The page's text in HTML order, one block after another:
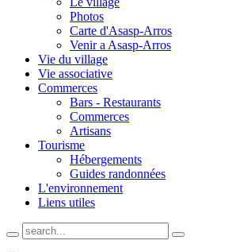
Photos
Carte d'Asasp-Arros
Venir a Asasp-Arros
Vie du village
Vie associative
Commerces
Bars - Restaurants
Commerces
Artisans
Tourisme
Hébergements
Guides randonnées
L'environnement
Liens utiles